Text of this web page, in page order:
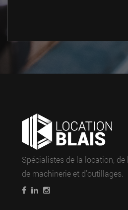
Spécialistes de la location, de
de machinerie et d’outillages.